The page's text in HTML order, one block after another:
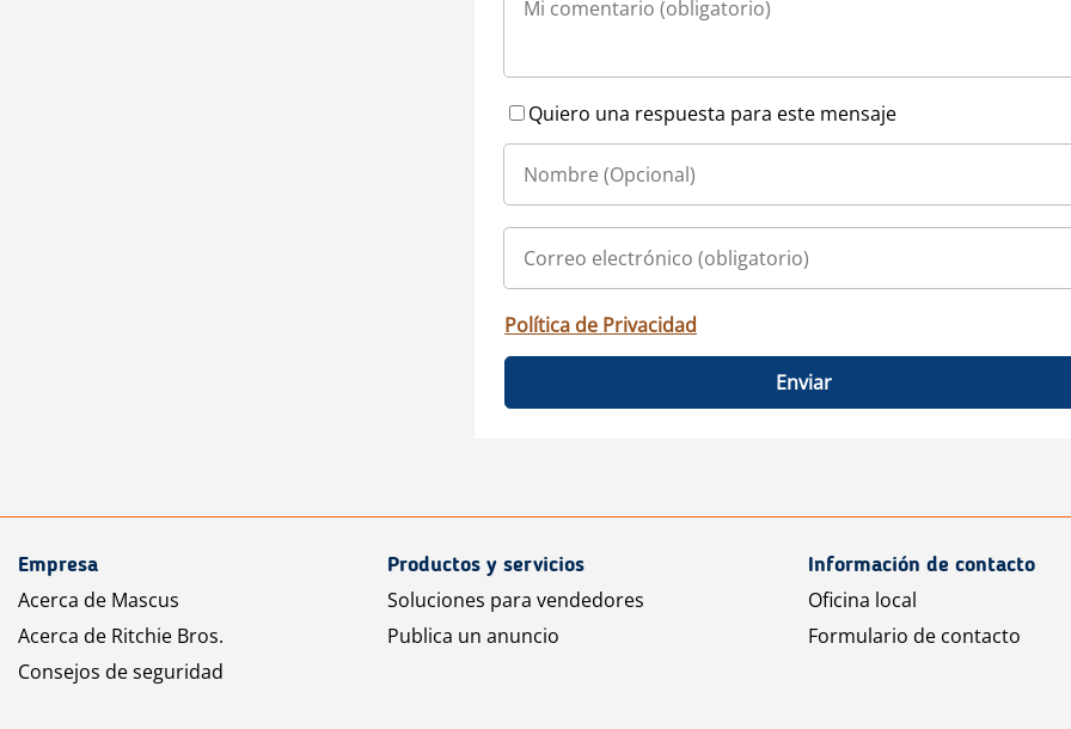
Quiero una respuesta para este mensaje
Política de Privacidad
Enviar
Empresa
Acerca de Mascus
Acerca de Ritchie Bros.
Consejos de seguridad
Productos y servicios
Soluciones para vendedores
Publica un anuncio
Información de contacto
Oficina local
Formulario de contacto